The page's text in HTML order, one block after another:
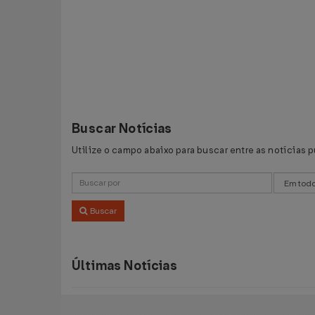
Buscar Notícias
Utilize o campo abaixo para buscar entre as notícias
Buscar
Últimas Notícias